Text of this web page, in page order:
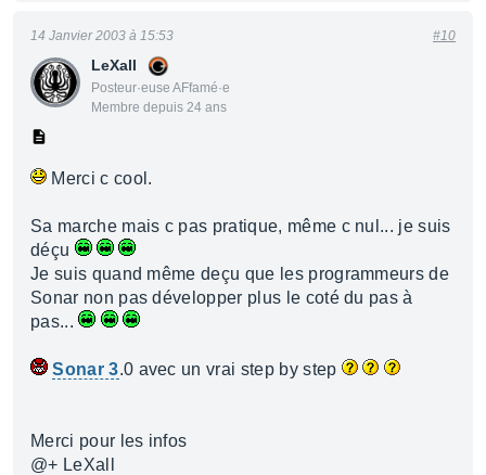
LeXall
Posteur·euse AFfamé·e
Membre depuis 24 ans
14 Janvier 2003 à 15:53 #10
Merci c cool.
Sa marche mais c pas pratique, même c nul... je suis
déçu
Je suis quand même deçu que les programmeurs de
Sonar non pas développer plus le coté du pas à
pas...
Sonar 3.0 avec un vrai step by step
Merci pour les infos
@+ LeXall